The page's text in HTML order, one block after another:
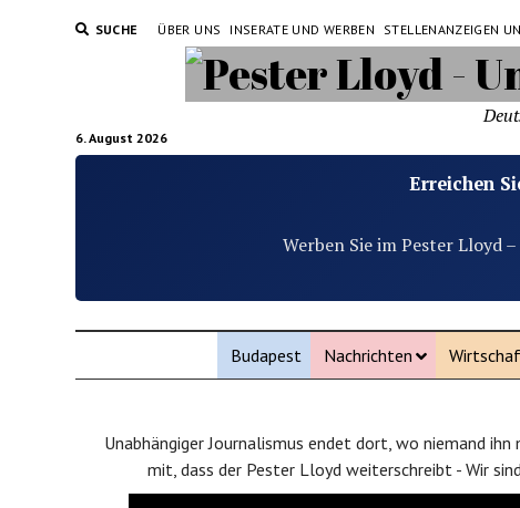
SUCHE ÜBER UNS INSERATE UND WERBEN STELLENANZEIGEN
6. August 2026
Erreichen
Werben Sie im Pester Lloyd
Budapest Nachrichten
Unabhängiger Journalismus endet dort, wo niemand
mit, dass der Pester Lloyd weiterschreibt - Wir